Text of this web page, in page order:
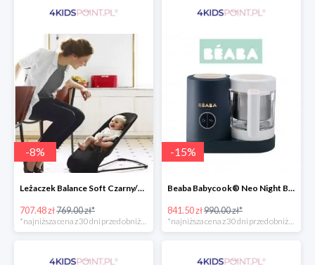
-8%
Leżaczek Balance Soft Czarny/Ciemnoszary + Zabawka BabyBjorn
707.48 zł769.00 zł*
*najniższa cena z 30 dni przed obniżką
-15%
Beaba Babycook® Neo Night Blue
841.50 zł990.00 zł*
*najniższa cena z 30 dni przed obniżką